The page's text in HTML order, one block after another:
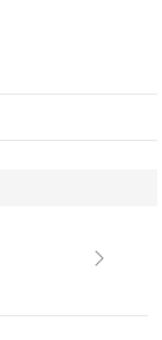
サイズのウォッチ
時計を保護します。